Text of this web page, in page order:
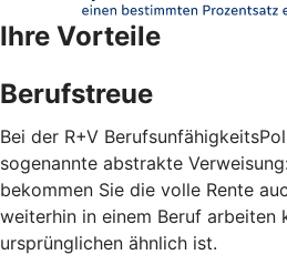
Ihre Vorteile
Berufstreue
Bei der R+V
sogenannte abstrakte
bekommen Sie die volle Rente
weiterhin in einem Beruf arbeiten
ursprünglichen ähnlich ist.